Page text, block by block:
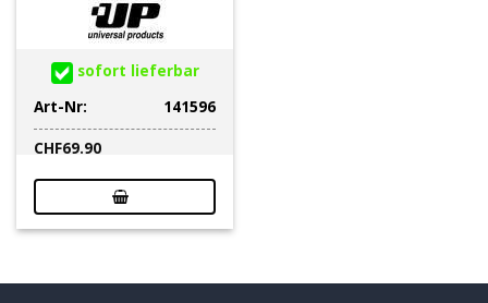
sofort lieferbar
Art-Nr:
141596
CHF69.90